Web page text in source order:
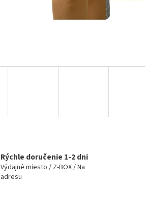
Rýchle doručenie 1-2 dni
Výdajné miesto / Z-BOX / Na
adresu